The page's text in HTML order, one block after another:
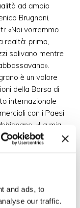
and ads, to
our traffic.
ad ampio
Brugnoni,
«Noi vorremmo
realtà: prima,
salivano mentre
è un valore
della Borsa di
internazionale
con i Paesi
«La mia
di andare oltre
possa dare